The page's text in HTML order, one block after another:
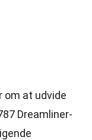
om at udvide
Dreamliner-